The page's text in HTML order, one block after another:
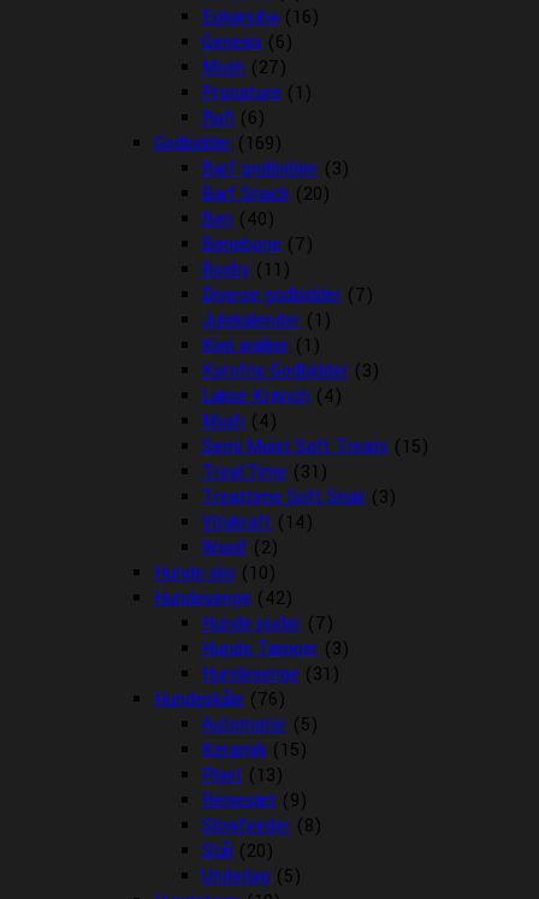
Eukanuba (16)
Genesis (6)
Mush (27)
Pronature (1)
Rafi (6)
Godbidder (169)
Barf godbidder (3)
Barf Snack (20)
Ben (40)
Benebone (7)
Boxby (11)
Diverse godbidder (7)
Julekalender (1)
Kiwi walker (1)
Kornfrie Godbidder (3)
Lakse Krønch (4)
Mush (4)
Semi Moist Soft Treats (15)
TreatTime (31)
Treattime Soft Snak (3)
Vitakraft (14)
Woolf (2)
Hunde sko (10)
Hundesenge (42)
Hunde puder (7)
Hunde Tæpper (3)
Hundesenge (31)
Hundeskåle (76)
Automater (5)
Keramik (15)
Plast (13)
Rejsesæt (9)
Slowfeeder (8)
Stål (20)
Underlag (5)